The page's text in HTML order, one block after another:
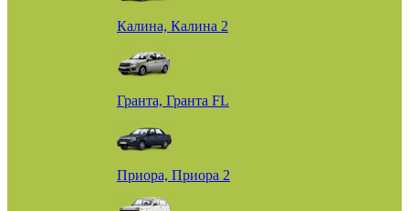
Калина, Калина 2
Гранта, Гранта FL
Приора, Приора 2